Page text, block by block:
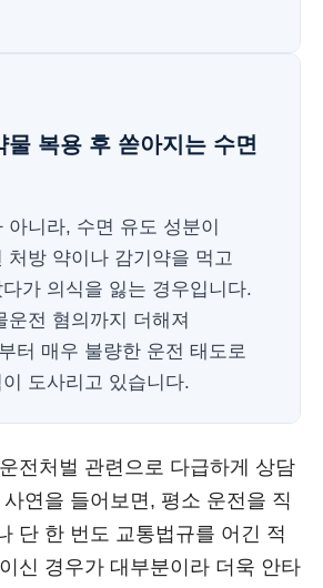
물 복용 후 쏟아지는 수면
아니라, 수면 유도 성분이
처방 약이나 감기약을 먹고
가 의식을 잃는 경우입니다.
운전 혐의까지 더해져
터 매우 불량한 운전 태도로
도사리고 있습니다.
전처벌 관련으로 다급하게 상담
연을 들어보면, 평소 운전을 직
단 한 번도 교통법규를 어긴 적
신 경우가 대부분이라 더욱 안타